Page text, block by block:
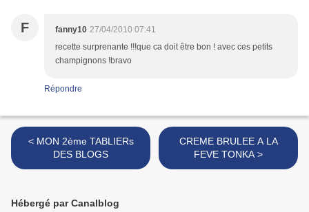
F fanny10 27/04/2010 07:41
recette surprenante !!!que ca doit être bon ! avec ces petits
champignons !bravo
Répondre
< MON 2ème TABLIERs
DES BLOGS
CREME BRULEE A LA
FEVE TONKA >
Hébergé par Canalblog